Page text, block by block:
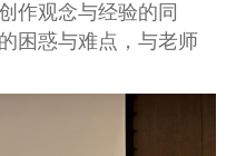
作观念与经验的同
困惑与难点，与老师